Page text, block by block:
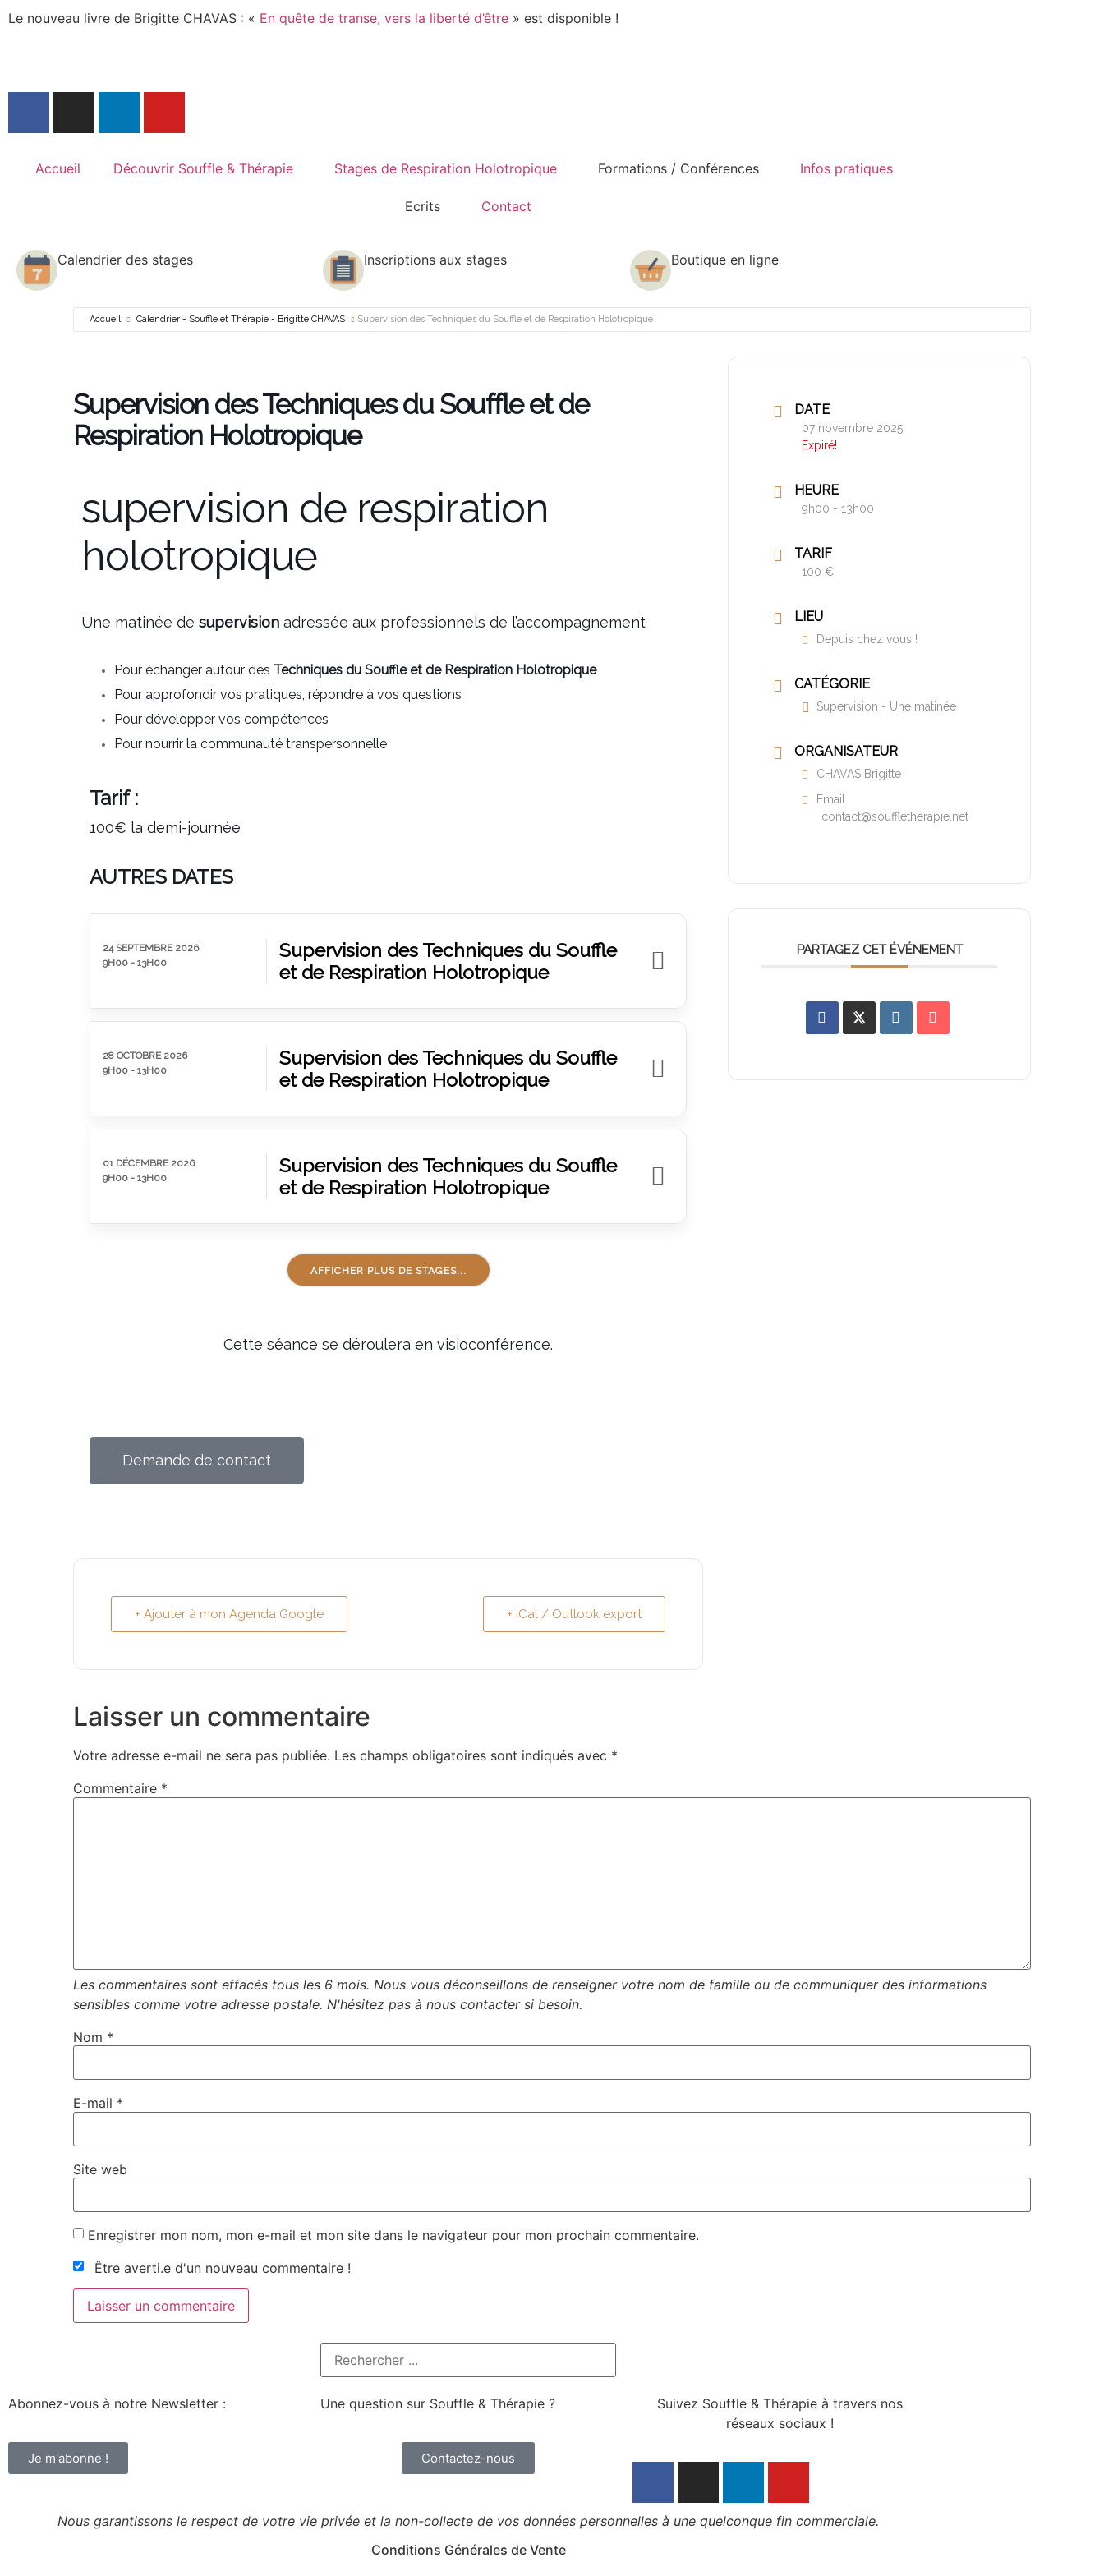
Le nouveau livre de Brigitte CHAVAS : « En quête de transe, vers la liberté d’être » est disponible !
Accueil Découvrir Souffle & Thérapie Stages de Respiration Holotropique Formations / Conférences Infos pratiques
Ecrits Contact
Calendrier des stages Inscriptions aux stages Boutique en ligne
Accueil Calendrier - Souffle et Thérapie - Brigitte CHAVAS Supervision des Techniques du Souffle et de Respiration Holotropique
Supervision des Techniques du Souffle et de
Respiration Holotropique
supervision de respiration
holotropique
Une matinée de supervision adressée aux professionnels de l’accompagnement
Pour échanger autour des Techniques du Souffle et de Respiration Holotropique
Pour approfondir vos pratiques, répondre à vos questions
Pour développer vos compétences
Pour nourrir la communauté transpersonnelle
Tarif :
100€ la demi-journée
AUTRES DATES
24 SEPTEMBRE 2026
9H00 - 13H00
Supervision des Techniques du Souffle
et de Respiration Holotropique
28 OCTOBRE 2026
9H00 - 13H00
Supervision des Techniques du Souffle
et de Respiration Holotropique
01 DÉCEMBRE 2026
9H00 - 13H00
Supervision des Techniques du Souffle
et de Respiration Holotropique
AFFICHER PLUS DE STAGES...
Cette séance se déroulera en visioconférence.
Demande de contact
+ Ajouter à mon Agenda Google + iCal / Outlook export
DATE
07 novembre 2025
Expiré!
HEURE
9h00 - 13h00
TARIF
100 €
LIEU
Depuis chez vous !
CATÉGORIE
Supervision - Une matinée
ORGANISATEUR
CHAVAS Brigitte
Email
contact@souffletherapie.net
PARTAGEZ CET ÉVÉNEMENT
Laisser un commentaire
Votre adresse e-mail ne sera pas publiée. Les champs obligatoires sont indiqués avec *
Commentaire *
Nom *
E-mail *
Site web
Enregistrer mon nom, mon e-mail et mon site dans le navigateur pour mon prochain commentaire.
Être averti.e d'un nouveau commentaire !
Abonnez-vous à notre Newsletter :
Je m'abonne !
Une question sur Souffle & Thérapie ?
Contactez-nous
Suivez Souffle & Thérapie à travers nos
réseaux sociaux !
Nous garantissons le respect de votre vie privée et la non-collecte de vos données personnelles à une quelconque fin commerciale.
Conditions Générales de Vente